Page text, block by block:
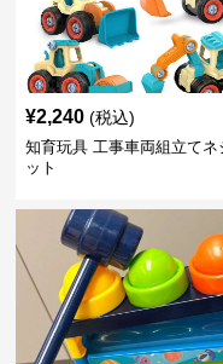
¥2,240 (税込)
知育玩具 工事車両組立てネ
ット